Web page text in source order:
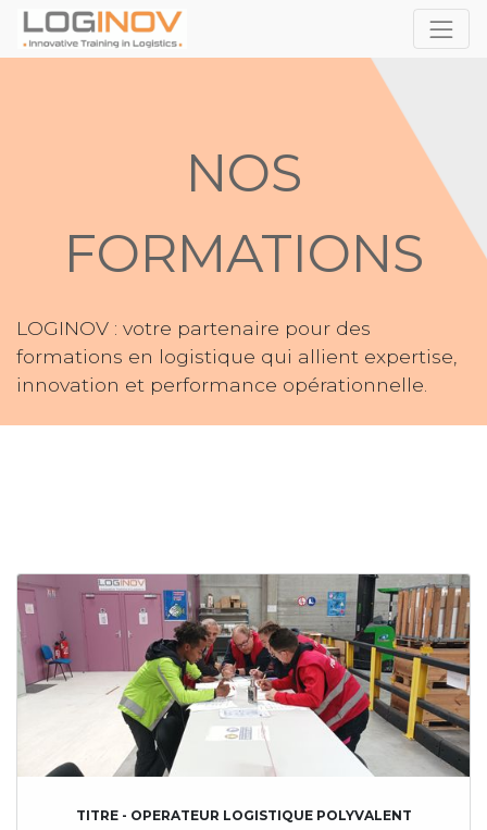
NOS
FORMATIONS
LOGINOV : votre partenaire pour des
formations en logistique qui allient expertise,
innovation et performance opérationnelle.
TITRE - OPERATEUR LOGISTIQUE POLYVALENT